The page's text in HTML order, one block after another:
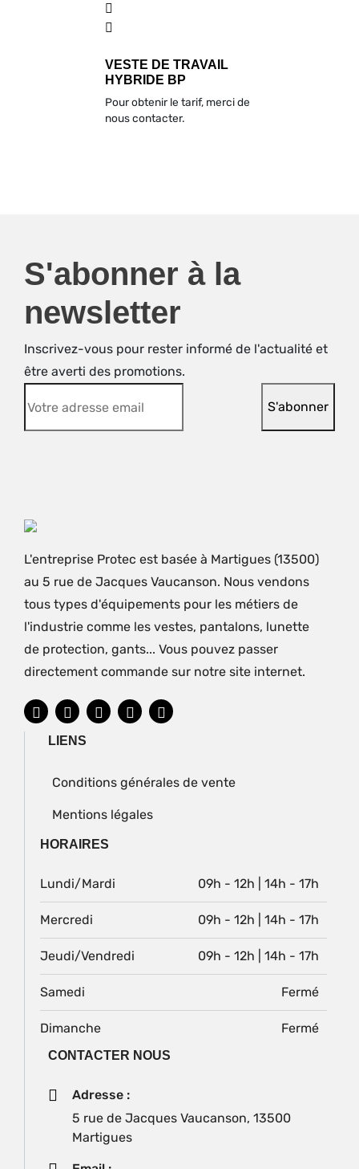
VESTE DE TRAVAIL
HYBRIDE BP
Pour obtenir le tarif, merci de
nous contacter.
S'abonner à la
newsletter
Inscrivez-vous pour rester informé de l'actualité et
être averti des promotions.
L'entreprise Protec est basée à Martigues (13500)
au 5 rue de Jacques Vaucanson. Nous vendons
tous types d'équipements pour les métiers de
l'industrie comme les vestes, pantalons, lunette
de protection, gants... Vous pouvez passer
directement commande sur notre site internet.
LIENS
Conditions générales de vente
Mentions légales
HORAIRES
Lundi/Mardi 09h - 12h | 14h - 17h
Mercredi 09h - 12h | 14h - 17h
Jeudi/Vendredi 09h - 12h | 14h - 17h
Samedi Fermé
Dimanche Fermé
CONTACTER NOUS
Adresse :
5 rue de Jacques Vaucanson, 13500
Martigues